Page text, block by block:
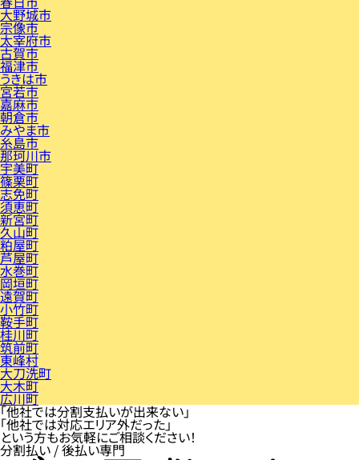
大野城市
宗像市
太宰府市
古賀市
福津市
うきは市
宮若市
嘉麻市
朝倉市
みやま市
糸島市
那珂川市
宇美町
篠栗町
志免町
須恵町
新宮町
久山町
粕屋町
芦屋町
水巻町
岡垣町
遠賀町
小竹町
鞍手町
桂川町
筑前町
東峰村
大刀洗町
大木町
広川町
「他社では分割支払いが出来ない」
「他社では対応エリア外だった」
という方もお気軽にご相談ください！
分割払い / 後払い専門